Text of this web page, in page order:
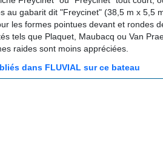
au gabarit dit "Freycinet" (38,5 m x 5,5
les formes pointues devant et rondes
tels que Plaquet, Maubacq ou Van
raides sont moins appréciées.
dans FLUVIAL sur ce bateau